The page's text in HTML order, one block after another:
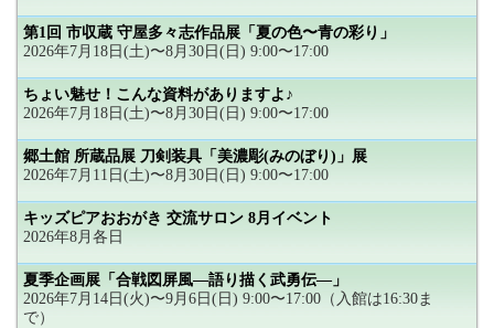
第1回 市収蔵 守屋多々志作品展「夏の色〜青の彩り」
2026年7月18日(土)〜8月30日(日) 9:00〜17:00
ちょい魅せ！こんな資料がありますよ♪
2026年7月18日(土)〜8月30日(日) 9:00〜17:00
郷土館 所蔵品展 刀剣装具「美濃彫(みのぼり)」展
2026年7月11日(土)〜8月30日(日) 9:00〜17:00
キッズピアおおがき 交流サロン 8月イベント
2026年8月各日
夏季企画展「合戦図屏風―語り描く武勇伝―」
2026年7月14日(火)〜9月6日(日) 9:00〜17:00（入館は16:30ま
で）